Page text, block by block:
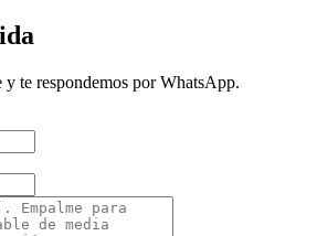
te respondemos por WhatsApp.